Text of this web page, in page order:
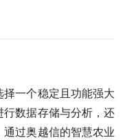
一个稳定且功能强大
数据存储与分析，还
过奥越信的智慧农业